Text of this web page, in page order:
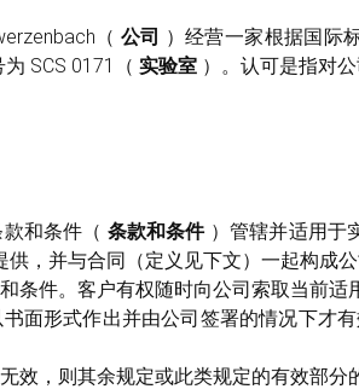
（ 公司 ）经营一家根据国际
SCS 0171（ 实验室 ）。认可是指对
和条件（ 条款和条件）管辖并适用于
供，并与合同（定义见下文）一起构成
条件。客户有权随时向公司索取当前适
面形式作出并由公司签署的情况下才
效，则其余规定或此类规定的有效部分